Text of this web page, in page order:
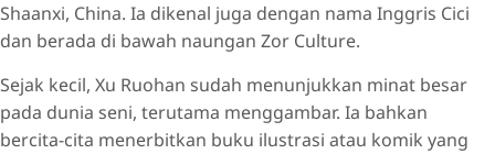
Shaanxi, China. Ia dikenal juga dengan nama Inggris Cici
dan berada di bawah naungan Zor Culture.
Sejak kecil, Xu Ruohan sudah menunjukkan minat besar
pada dunia seni, terutama menggambar. Ia bahkan
bercita-cita menerbitkan buku ilustrasi atau komik yang